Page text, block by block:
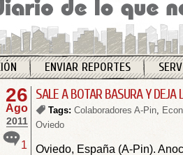
ENVIAR REPORTES
26
Ago
2011
1
SALE A BOTAR BASURA Y DEJA
Tags: Colaboradores A-Pin,
Oviedo
Oviedo, España (A-Pin).